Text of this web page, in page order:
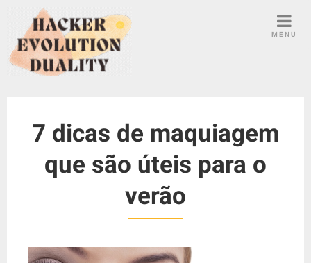
MENU
7 dicas de maquiagem
que são úteis para o
verão